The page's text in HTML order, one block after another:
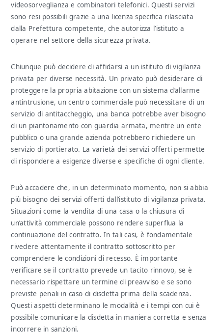
videosorveglianza e combinatori telefonici. Questi servizi
sono resi possibili grazie a una licenza specifica rilasciata
dalla Prefettura competente, che autorizza l’istituto a
operare nel settore della sicurezza privata.
Chiunque può decidere di affidarsi a un istituto di vigilanza
privata per diverse necessità. Un privato può desiderare di
proteggere la propria abitazione con un sistema d’allarme
antintrusione, un centro commerciale può necessitare di un
servizio di antitaccheggio, una banca potrebbe aver bisogno
di un piantonamento con guardia armata, mentre un ente
pubblico o una grande azienda potrebbero richiedere un
servizio di portierato. La varietà dei servizi offerti permette
di rispondere a esigenze diverse e specifiche di ogni cliente.
Può accadere che, in un determinato momento, non si abbia
più bisogno dei servizi offerti dall’istituto di vigilanza privata.
Situazioni come la vendita di una casa o la chiusura di
un’attività commerciale possono rendere superflua la
continuazione del contratto. In tali casi, è fondamentale
rivedere attentamente il contratto sottoscritto per
comprendere le condizioni di recesso. È importante
verificare se il contratto prevede un tacito rinnovo, se è
necessario rispettare un termine di preavviso e se sono
previste penali in caso di disdetta prima della scadenza.
Questi aspetti determinano le modalità e i tempi con cui è
possibile comunicare la disdetta in maniera corretta e senza
incorrere in sanzioni.